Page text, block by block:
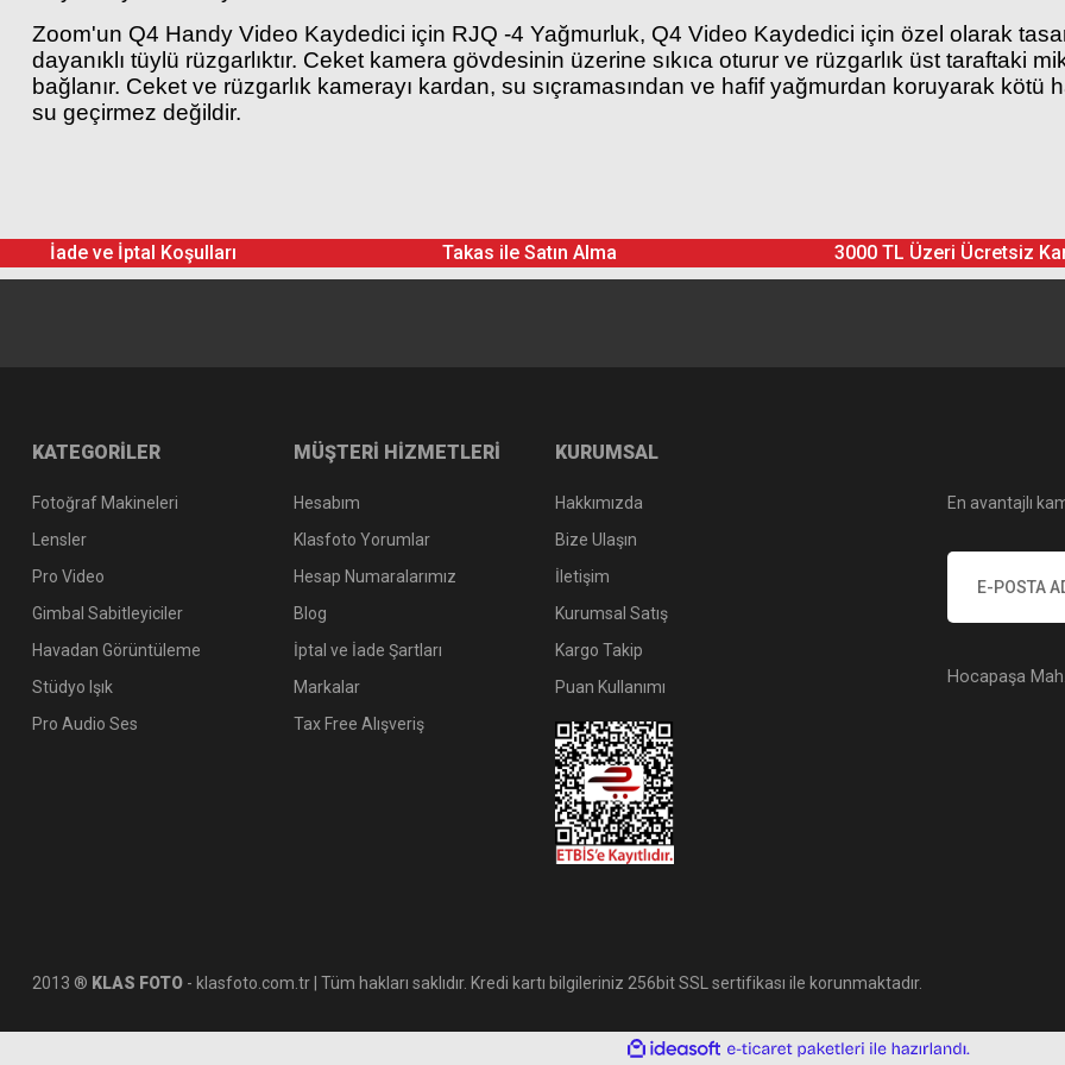
Zoom'un Q4 Handy Video Kaydedici için RJQ -4 Yağmurluk, Q4 Video Kaydedici için özel olarak
dayanıklı tüylü rüzgarlıktır. Ceket kamera gövdesinin üzerine sıkıca oturur ve rüzgarlık üst taraftaki
bağlanır. Ceket ve rüzgarlık kamerayı kardan, su sıçramasından ve hafif yağmurdan koruyarak kötü
su geçirmez değildir.
İade ve İptal Koşulları Takas ile Satın Alma 3000 TL Üzeri Ücretsiz
KATEGORİLER
Fotoğraf Makineleri
Lensler
Pro Video
Gimbal Sabitleyiciler
Havadan Görüntüleme
Stüdyo Işık
Pro Audio Ses
MÜŞTERİ HİZMETLERİ
Hesabım
Klasfoto Yorumlar
Hesap Numaralarımız
Blog
İptal ve İade Şartları
Markalar
Tax Free Alışveriş
KURUMSAL
Hakkımızda
Bize Ulaşın
İletişim
Kurumsal Satış
Kargo Takip
Puan Kullanımı
En avantajlı
Hocapaşa
2013 ® KLAS FOTO - klasfoto.com.tr | Tüm hakları saklıdır. Kredi kartı bilgileriniz 256bit SSL sertifikası ile korunmaktadır.
ideasoft
e-